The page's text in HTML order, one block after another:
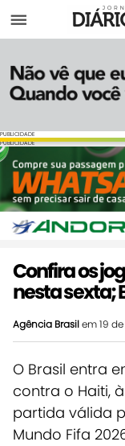
Menu
PUBLICIDADE
PUBLICIDADE
Confira os
nesta sexta;
Agência Brasilem 19
O Brasil entra
contra o Haiti,
partida válida
Mundo Fifa